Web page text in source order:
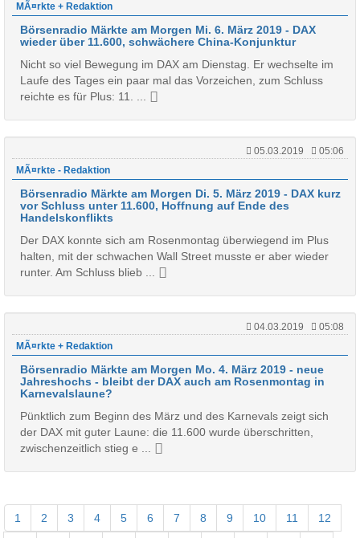
MÃ¤rkte + Redaktion
Börsenradio Märkte am Morgen Mi. 6. März 2019 - DAX
wieder über 11.600, schwächere China-Konjunktur
Nicht so viel Bewegung im DAX am Dienstag. Er wechselte im
Laufe des Tages ein paar mal das Vorzeichen, zum Schluss
reichte es für Plus: 11. ...
05.03.2019
05:06
MÃ¤rkte - Redaktion
Börsenradio Märkte am Morgen Di. 5. März 2019 - DAX kurz
vor Schluss unter 11.600, Hoffnung auf Ende des
Handelskonflikts
Der DAX konnte sich am Rosenmontag überwiegend im Plus
halten, mit der schwachen Wall Street musste er aber wieder
runter. Am Schluss blieb ...
04.03.2019
05:08
MÃ¤rkte + Redaktion
Börsenradio Märkte am Morgen Mo. 4. März 2019 - neue
Jahreshochs - bleibt der DAX auch am Rosenmontag in
Karnevalslaune?
Pünktlich zum Beginn des März und des Karnevals zeigt sich
der DAX mit guter Laune: die 11.600 wurde überschritten,
zwischenzeitlich stieg e ...
1 2 3 4 5 6 7 8 9 10 11 12